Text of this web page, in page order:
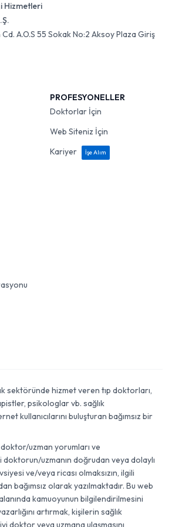
Hizmetleri
A.O.S 55 Sokak No:2 Aksoy Plaza Giriş
PROFESYONELLER
Doktorlar İçin
Web Siteniz İçin
Kariyer
İşe Alım
sektöründe hizmet veren tıp doktorları,
psikologlar vb. sağlık
kullanıcılarını buluşturan bağımsız bir
uzman yorumları ve
uzmanın doğrudan veya dolaylı
ve/veya ricası olmaksızın, ilgili
bağımsız olarak yazılmaktadır. Bu web
kamuoyunun bilgilendirilmesini
artırmak, kişilerin sağlık
doktor veya uzmana ulaşmasını